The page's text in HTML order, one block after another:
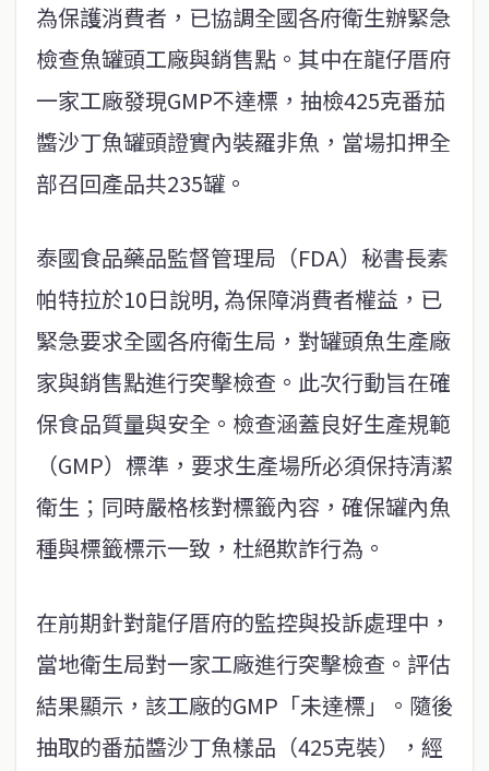
為保護消費者，已協調全國各府衛生辦緊急
檢查魚罐頭工廠與銷售點。其中在龍仔厝府
一家工廠發現GMP不達標，抽檢425克番茄
醬沙丁魚罐頭證實內裝羅非魚，當場扣押全
部召回產品共235罐。
泰國食品藥品監督管理局（FDA）秘書長素
帕特拉於10日說明, 為保障消費者權益，已
緊急要求全國各府衛生局，對罐頭魚生產廠
家與銷售點進行突擊檢查。此次行動旨在確
保食品質量與安全。檢查涵蓋良好生產規範
（GMP）標準，要求生產場所必須保持清潔
衛生；同時嚴格核對標籤內容，確保罐內魚
種與標籤標示一致，杜絕欺詐行為。
在前期針對龍仔厝府的監控與投訴處理中，
當地衛生局對一家工廠進行突擊檢查。評估
結果顯示，該工廠的GMP「未達標」。隨後
抽取的番茄醬沙丁魚樣品（425克裝），經